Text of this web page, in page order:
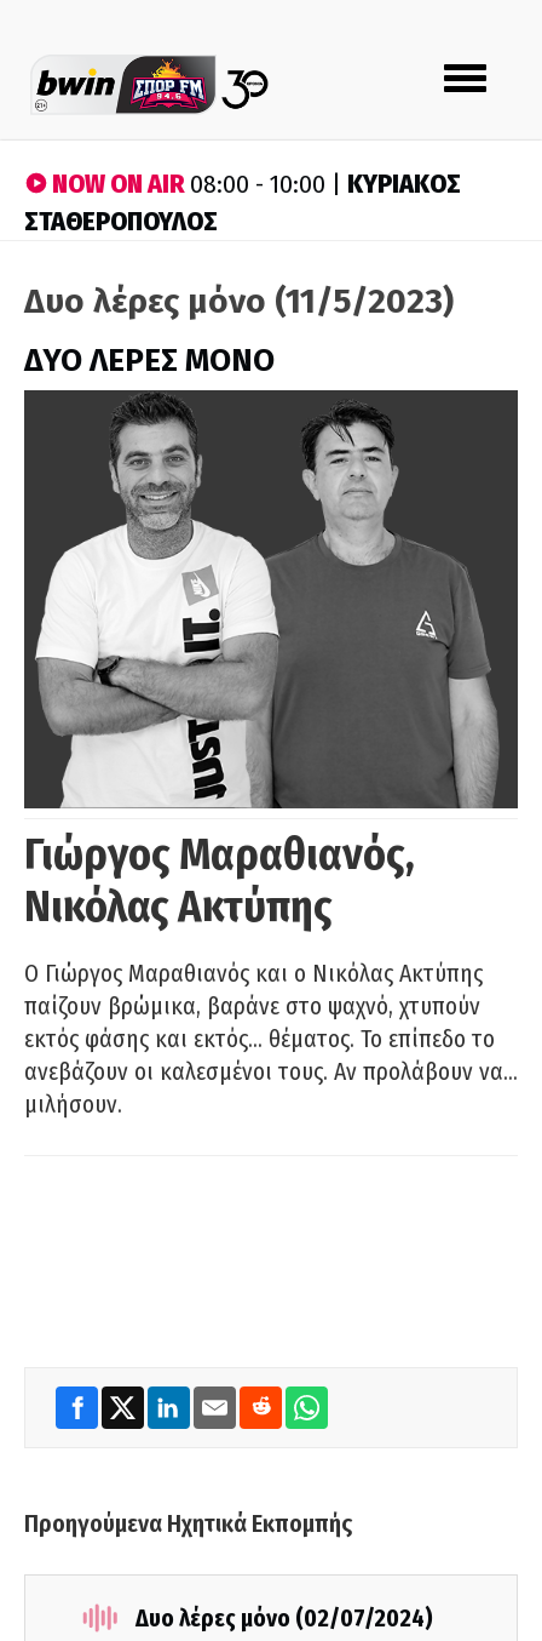
Toggle
navigation
NOW ON AIR08:00 - 10:00 | ΚΥΡΙΑΚΟΣ
ΣΤΑΘΕΡΟΠΟΥΛΟΣ
Δυο λέρες μόνο (11/5/2023)
ΔΥΟ ΛΕΡΕΣ ΜΟΝΟ
Γιώργος Μαραθιανός,
Νικόλας Ακτύπης
Ο Γιώργος Μαραθιανός και ο Νικόλας Ακτύπης
παίζουν βρώμικα, βαράνε στο ψαχνό, χτυπούν
εκτός φάσης και εκτός… θέματος. Το επίπεδο το
ανεβάζουν οι καλεσμένοι τους. Αν προλάβουν να…
μιλήσουν.
Προηγούμενα Ηχητικά Εκπομπής
Δυο λέρες μόνο (02/07/2024)